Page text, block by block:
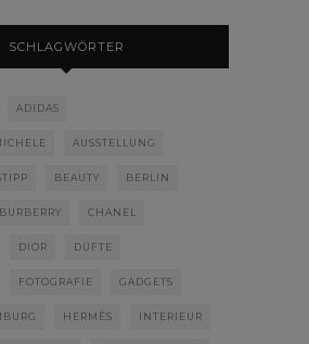
SCHLAGWÖRTER
ADIDAS
AUSSTELLUNG
BEAUTY BERLIN
BURBERRY CHANEL
DIOR DÜFTE
FOTOGRAFIE GADGETS
HERMÈS INTERIEUR